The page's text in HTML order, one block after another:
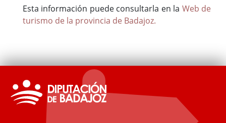
Esta información puede consultarla en la Web de
turismo de la provincia de Badajoz.